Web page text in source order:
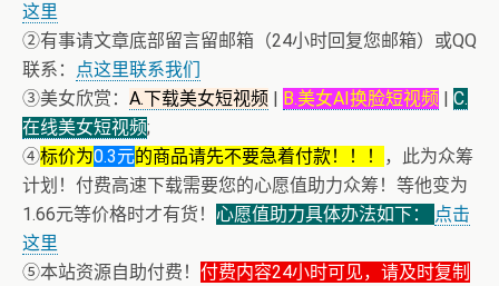
这里
②有事请文章底部留言留邮箱（24小时回复您邮箱）或QQ
联系：
点这里联系我们
③美女欣赏： A.下载美女短视频 | B.美女AI换脸短视频 | C.
在线美女短视频;
④标价为0.3元的商品请先不要急着付款！！！
，此为众筹
计划！付费高速下载需要您的心愿值助力众筹！等他变为
1.66元等价格时才有货！ 心愿值助力具体办法如下：
点击
这里
⑤本站资源自助付费！ 付费内容24小时可见，请及时复制